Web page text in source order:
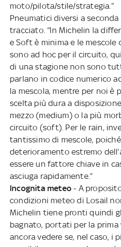
moto/pilota/stile/strategia.”
Pneumatici diversi a
tracciato. “In Michelin la
e Soft è minima e le mescole
sono ad hoc per il circuito,
di una stagione non sono
parlano in codice numerico
la mescola, mentre per noi è
scelta più dura a
mezzo (medium) o la più
circuito (soft). Per le rain,
tantissimo di mescole,
deterioramento estremo
essere un fattore chiave in
asciuga rapidamente.”
Incognita meteo - A
condizioni meteo di Losail
Michelin tiene pronti quindi
bagnato, portati per la prima
ancora vedere se, nel caso, i